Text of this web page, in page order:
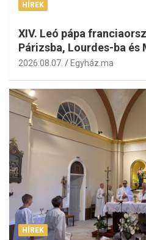
HÍREK
XIV. Leó pápa
Párizsba, Lourdes-ba
2026.08.07. Egyház.ma
HÍREK